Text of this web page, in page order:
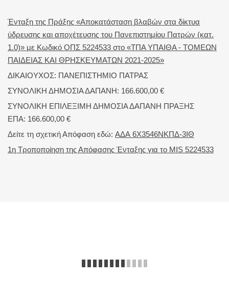
Ένταξη της Πράξης «Αποκατάσταση βλαβών στα δίκτυα
ύδρευσης και αποχέτευσης του Πανεπιστημίου Πατρών (κατ.
1.0)» με Κωδικό ΟΠΣ 5224533 στο «ΤΠΑ ΥΠΑΙΘΑ - ΤΟΜΕΩΝ
ΠΑΙΔΕΙΑΣ ΚΑΙ ΘΡΗΣΚΕΥΜΑΤΩΝ 2021-2025»
ΔΙΚΑΙΟΥΧΟΣ: ΠΑΝΕΠΙΣΤΗΜΙΟ ΠΑΤΡΑΣ
ΣΥΝΟΛΙΚΗ ΔΗΜΟΣΙΑ ΔΑΠΑΝΗ: 166.600,00 €
ΣΥΝΟΛΙΚΗ ΕΠΙΛΕΞΙΜΗ ΔΗΜΟΣΙΑ ΔΑΠΑΝΗ ΠΡΑΞΗΣ
ΕΠΑ: 166.600,00 €
Δείτε τη σχετική Απόφαση εδώ: ΑΔΑ 6Χ3546ΝΚΠΔ-3ΙΘ
1η Τροποποίηση της Απόφασης Ένταξης για το MIS 5224533